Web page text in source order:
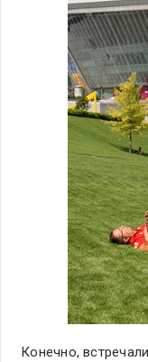
Конечно,